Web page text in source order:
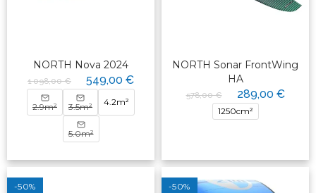
NORTH Nova 2024
1 098,00 € 549,00 €
2.9m² 3.5m² 4.2m²
5.0m²
NORTH Sonar FrontWing
HA
578,00 € 289,00 €
1250cm²
-50% -50%